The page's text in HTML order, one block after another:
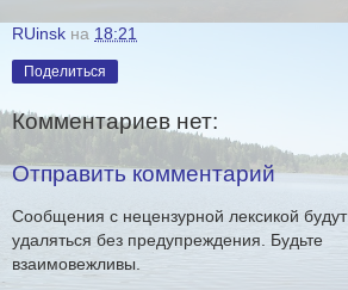
RUinsk на 18:21
Поделиться
Комментариев нет:
Отправить комментарий
Сообщения с нецензурной лексикой будут
удаляться без предупреждения. Будьте
взаимовежливы.